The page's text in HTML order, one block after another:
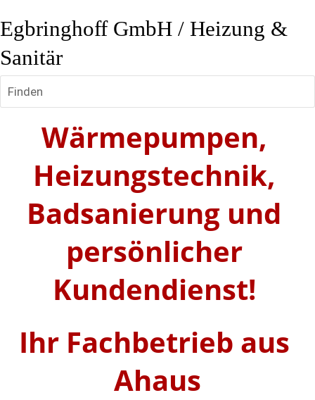
Egbringhoff GmbH / Heizung &
Sanitär
Finden
Wärmepumpen,
Heizungstechnik,
Badsanierung und
persönlicher
Kundendienst!
Ihr Fachbetrieb aus
Ahaus